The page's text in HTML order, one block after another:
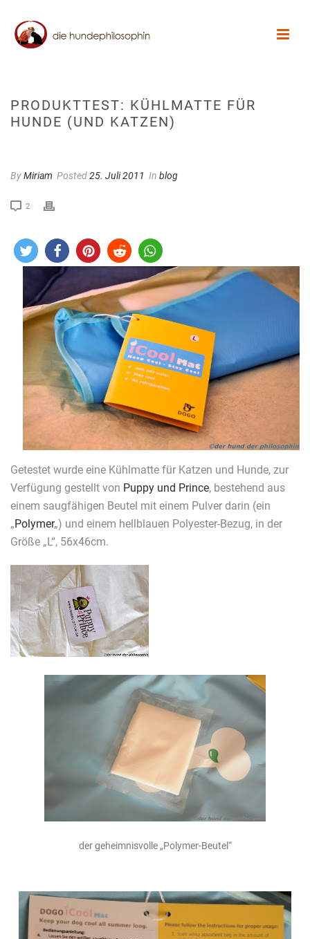
PRODUKTTEST: KÜHLMATTE FÜR
HUNDE (UND KATZEN)
ByMiriam Posted25. Juli 2011 In blog
2
Getestet wurde eine Kühlmatte für Katzen und Hunde, zur
Verfügung gestellt von Puppy und Prince, bestehend aus
einem saugfähigen Beutel mit einem Pulver darin (ein
„Polymer„) und einem hellblauen Polyester-Bezug, in der
Größe „L“, 56x46cm.
der geheimnisvolle „Polymer-Beutel“